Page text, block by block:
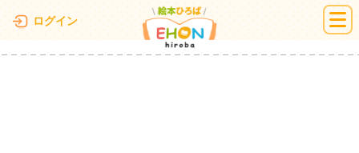
ログイン 絵本ひろば